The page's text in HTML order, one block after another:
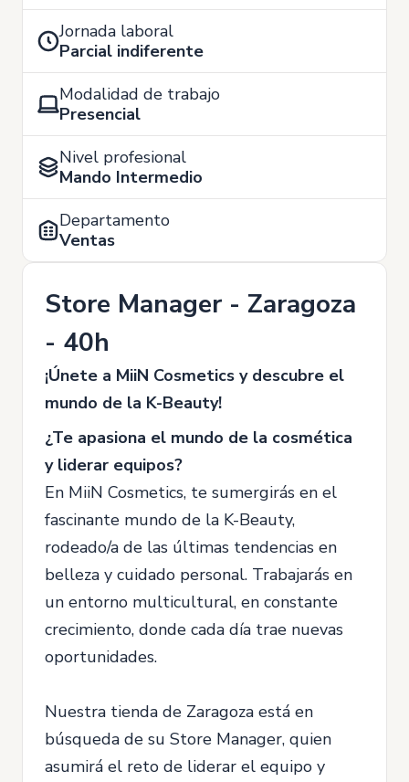
Jornada laboral
Parcial indiferente
Modalidad de trabajo
Presencial
Nivel profesional
Mando Intermedio
Departamento
Ventas
Store Manager - Zaragoza
- 40h
¡Únete a MiiN Cosmetics y descubre el
mundo de la K-Beauty!
¿Te apasiona el mundo de la cosmética
y liderar equipos?
En MiiN Cosmetics, te sumergirás en el
fascinante mundo de la K-Beauty,
rodeado/a de las últimas tendencias en
belleza y cuidado personal. Trabajarás en
un entorno multicultural, en constante
crecimiento, donde cada día trae nuevas
oportunidades.
Nuestra tienda de Zaragoza está en
búsqueda de su Store Manager, quien
asumirá el reto de liderar el equipo y